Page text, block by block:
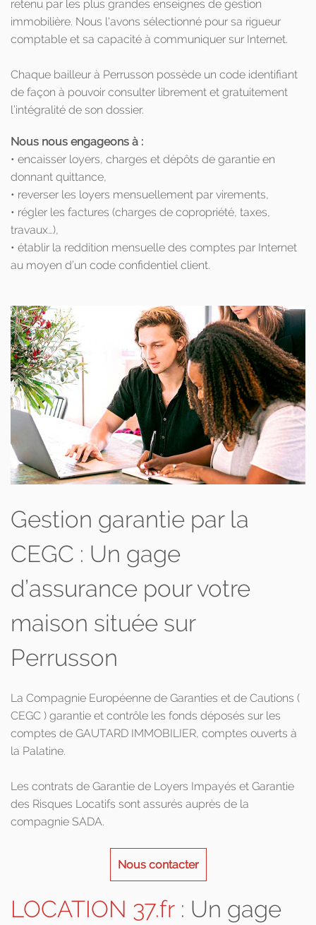
retenu par les plus grandes enseignes de gestion
immobilière. Nous l'avons sélectionné pour sa rigueur
comptable et sa capacité à communiquer sur Internet.
Chaque bailleur à Perrusson possède un code identifiant
de façon à pouvoir consulter librement et gratuitement
l’intégralité de son dossier.
Nous nous engageons à :
• encaisser loyers, charges et dépôts de garantie en
donnant quittance,
• reverser les loyers mensuellement par virements,
• régler les factures (charges de copropriété, taxes,
travaux…),
• établir la reddition mensuelle des comptes par Internet
au moyen d’un code confidentiel client.
Gestion garantie par la
CEGC : Un gage
d’assurance pour votre
maison située sur
Perrusson
La Compagnie Européenne de Garanties et de Cautions (
CEGC ) garantie et contrôle les fonds déposés sur les
comptes de GAUTARD IMMOBILIER, comptes ouverts à
la Palatine.
Les contrats de Garantie de Loyers Impayés et Garantie
des Risques Locatifs sont assurés auprès de la
compagnie SADA.
Nous contacter
LOCATION 37.fr : Un gage